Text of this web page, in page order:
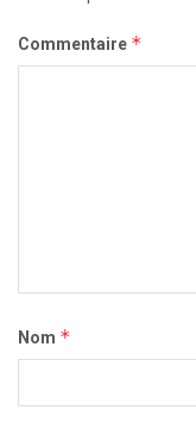
Commentaire *
Nom *